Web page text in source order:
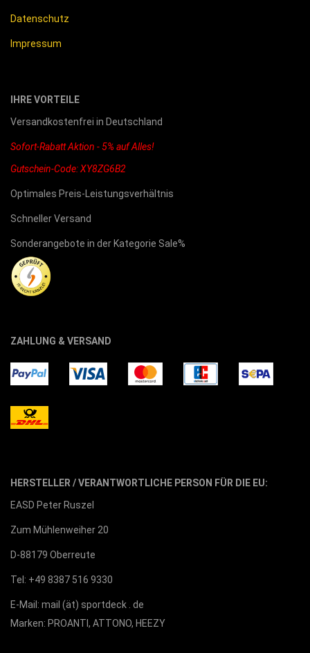
Datenschutz
Impressum
IHRE VORTEILE
Versandkostenfrei in Deutschland
Sofort-Rabatt Aktion - 5% auf Alles!
Gutschein-Code: XY8ZG6B2
Optimales Preis-Leistungsverhältnis
Schneller Versand
Sonderangebote in der Kategorie Sale%
ZAHLUNG & VERSAND
HERSTELLER / VERANTWORTLICHE PERSON FÜR DIE EU:
EASD Peter Ruszel
Zum Mühlenweiher 20
D-88179 Oberreute
Tel: +49 8387 516 9330
E-Mail: mail (ät) sportdeck . de
Marken: PROANTI, ATTONO, HEEZY